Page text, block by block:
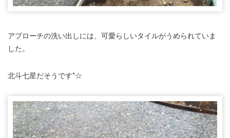
アプローチの洗い出しには、可愛らしいタイルがうめられていま
した。
北斗七星だそうです*☆